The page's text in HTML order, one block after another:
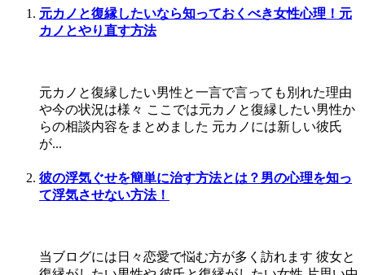
元カノと復縁したいなら知っておくべき女性心理！元
カノとやり直す方法
元カノと復縁したい男性と一言で言っても別れた理由
や今の状況は様々 ここでは元カノと復縁したい男性か
らの相談内容をまとめました 元カノには新しい彼氏
が...
彼の浮気ぐせを簡単に治す方法とは？男の心理を知っ
て浮気させない方法！
当ブログには日々恋愛で悩む方が多く訪れます 彼女と